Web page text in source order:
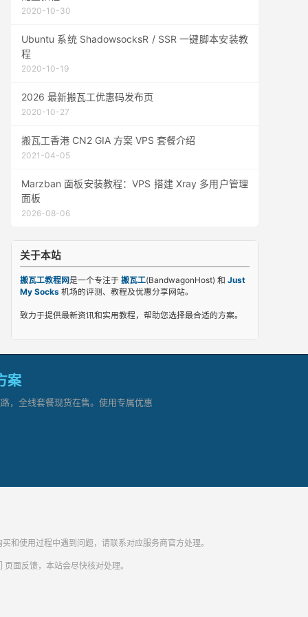
2020-10-30
Ubuntu 系统 ShadowsocksR / SSR 一键脚本安装教
程
2020-10-19
2026 最新搬瓦工优惠码发布页
2020-10-27
搬瓦工香港 CN2 GIA 方案 VPS 套餐介绍
2021-04-05
Marzban 面板安装教程：VPS 搭建 Xray 多用户管理
面板
2026-08-06
关于本站
搬瓦工教程网是一个专注于 搬瓦工(BandwagonHost) 和 Just
My Socks 机场的评测、教程及优惠分享网站。
致力于提供最新资讯和实用教程，帮助您选择最合适的方案。
案
，全线套餐现货在售。使用专属优惠
使用过程中遇到问题，请联系对应服务商官方处理。
页面反馈，本站会尽快核对处理。